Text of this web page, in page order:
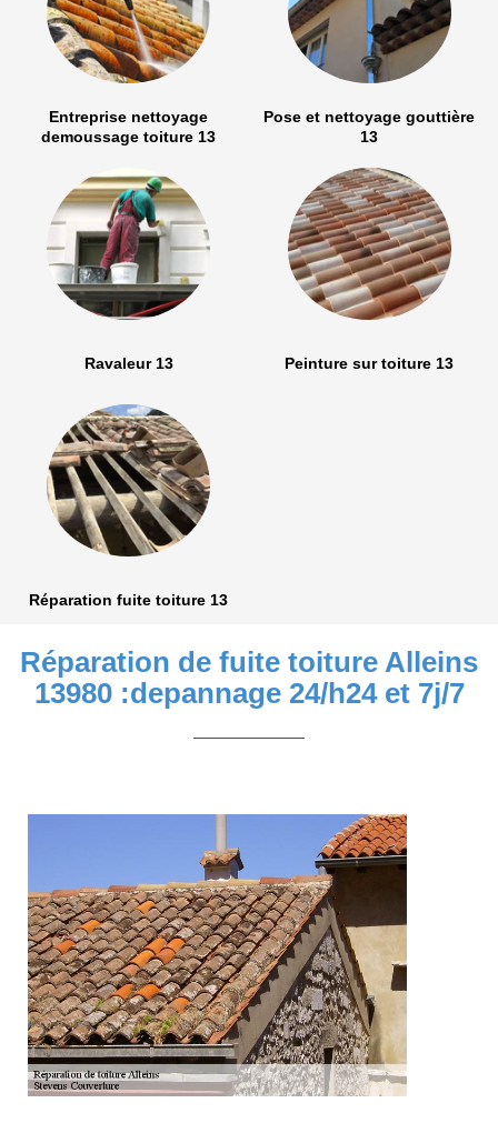
Entreprise nettoyage
demoussage toiture 13
Pose et nettoyage gouttière
13
Ravaleur 13 Peinture sur toiture 13
Réparation fuite toiture 13
Réparation de fuite toiture Alleins
13980 :depannage 24/h24 et 7j/7